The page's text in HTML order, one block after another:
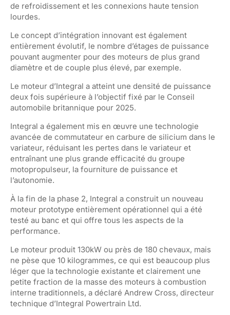
de refroidissement et les connexions haute tension
lourdes.
Le concept d’intégration innovant est également
entièrement évolutif, le nombre d’étages de puissance
pouvant augmenter pour des moteurs de plus grand
diamètre et de couple plus élevé, par exemple.
Le moteur d’Integral a atteint une densité de puissance
deux fois supérieure à l’objectif fixé par le Conseil
automobile britannique pour 2025.
Integral a également mis en œuvre une technologie
avancée de commutateur en carbure de silicium dans le
variateur, réduisant les pertes dans le variateur et
entraînant une plus grande efficacité du groupe
motopropulseur, la fourniture de puissance et
l’autonomie.
À la fin de la phase 2, Integral a construit un nouveau
moteur prototype entièrement opérationnel qui a été
testé au banc et qui offre tous les aspects de la
performance.
Le moteur produit 130kW ou près de 180 chevaux, mais
ne pèse que 10 kilogrammes, ce qui est beaucoup plus
léger que la technologie existante et clairement une
petite fraction de la masse des moteurs à combustion
interne traditionnels, a déclaré Andrew Cross, directeur
technique d’Integral Powertrain Ltd.